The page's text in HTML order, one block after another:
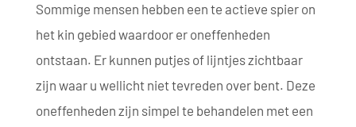
Sommige mensen hebben een te actieve spier on
het kin gebied waardoor er oneffenheden
ontstaan. Er kunnen putjes of lijntjes zichtbaar
zijn waar u wellicht niet tevreden over bent. Deze
oneffenheden zijn simpel te behandelen met een